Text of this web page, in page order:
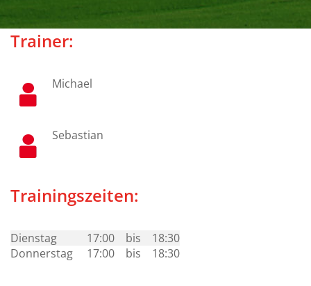
Trainer:
Michael
Sebastian
Trainingszeiten:
Dienstag 17:00 bis
18:30
Donnerstag
17:00 bis 18:30